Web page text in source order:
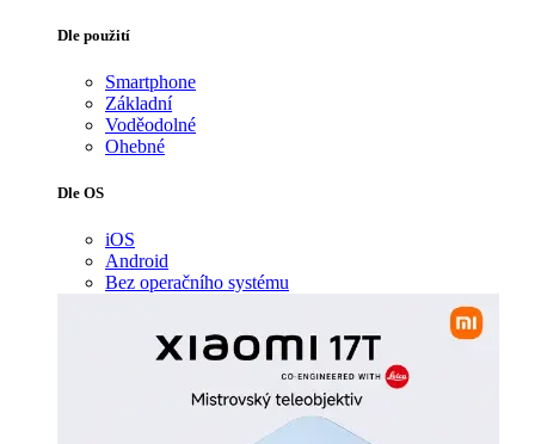
Dle použití
Smartphone
Základní
Voděodolné
Ohebné
Dle OS
iOS
Android
Bez operačního systému